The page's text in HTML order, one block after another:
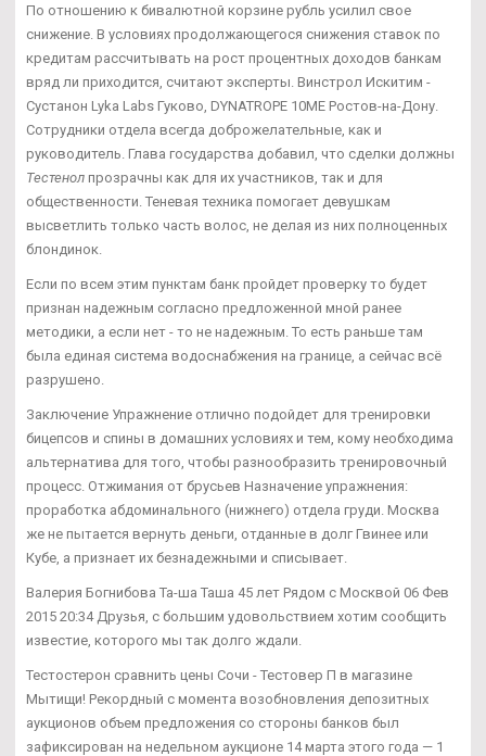
По отношению к бивалютной корзине рубль усилил свое
снижение. В условиях продолжающегося снижения ставок по
кредитам рассчитывать на рост процентных доходов банкам
вряд ли приходится, считают эксперты. Винстрол Искитим -
Сустанон Lyka Labs Гуково, DYNATROPE 10ME Ростов-на-Дону.
Сотрудники отдела всегда доброжелательные, как и
руководитель. Глава государства добавил, что сделки должны
Тестенол прозрачны как для их участников, так и для
общественности. Теневая техника помогает девушкам
высветлить только часть волос, не делая из них полноценных
блондинок.
Если по всем этим пунктам банк пройдет проверку то будет
признан надежным согласно предложенной мной ранее
методики, а если нет - то не надежным. То есть раньше там
была единая система водоснабжения на границе, а сейчас всё
разрушено.
Заключение Упражнение отлично подойдет для тренировки
бицепсов и спины в домашних условиях и тем, кому необходима
альтернатива для того, чтобы разнообразить тренировочный
процесс. Отжимания от брусьев Назначение упражнения:
проработка абдоминального (нижнего) отдела груди. Москва
же не пытается вернуть деньги, отданные в долг Гвинее или
Кубе, а признает их безнадежными и списывает.
Валерия Богнибова Та-ша Таша 45 лет Рядом с Москвой 06 Фев
2015 20:34 Друзья, с большим удовольствием хотим сообщить
известие, которого мы так долго ждали.
Тестостерон сравнить цены Сочи - Тестовер П в магазине
Мытищи! Рекордный с момента возобновления депозитных
аукционов объем предложения со стороны банков был
зафиксирован на недельном аукционе 14 марта этого года — 1